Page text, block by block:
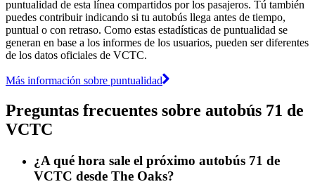
puntualidad de esta línea compartidos por los pasajeros. Tú también
puedes contribuir indicando si tu autobús llega antes de tiempo,
puntual o con retraso. Como estas estadísticas de puntualidad se
generan en base a los informes de los usuarios, pueden ser diferentes
de los datos oficiales de VCTC.
Más información sobre puntualidad
Preguntas frecuentes sobre autobús 71 de
VCTC
¿A qué hora sale el próximo autobús 71 de
VCTC desde The Oaks?